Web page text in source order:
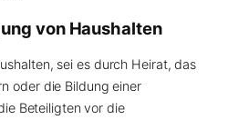
von Haushalten
sei es durch Heirat, das
oder die Bildung einer
Beteiligten vor die